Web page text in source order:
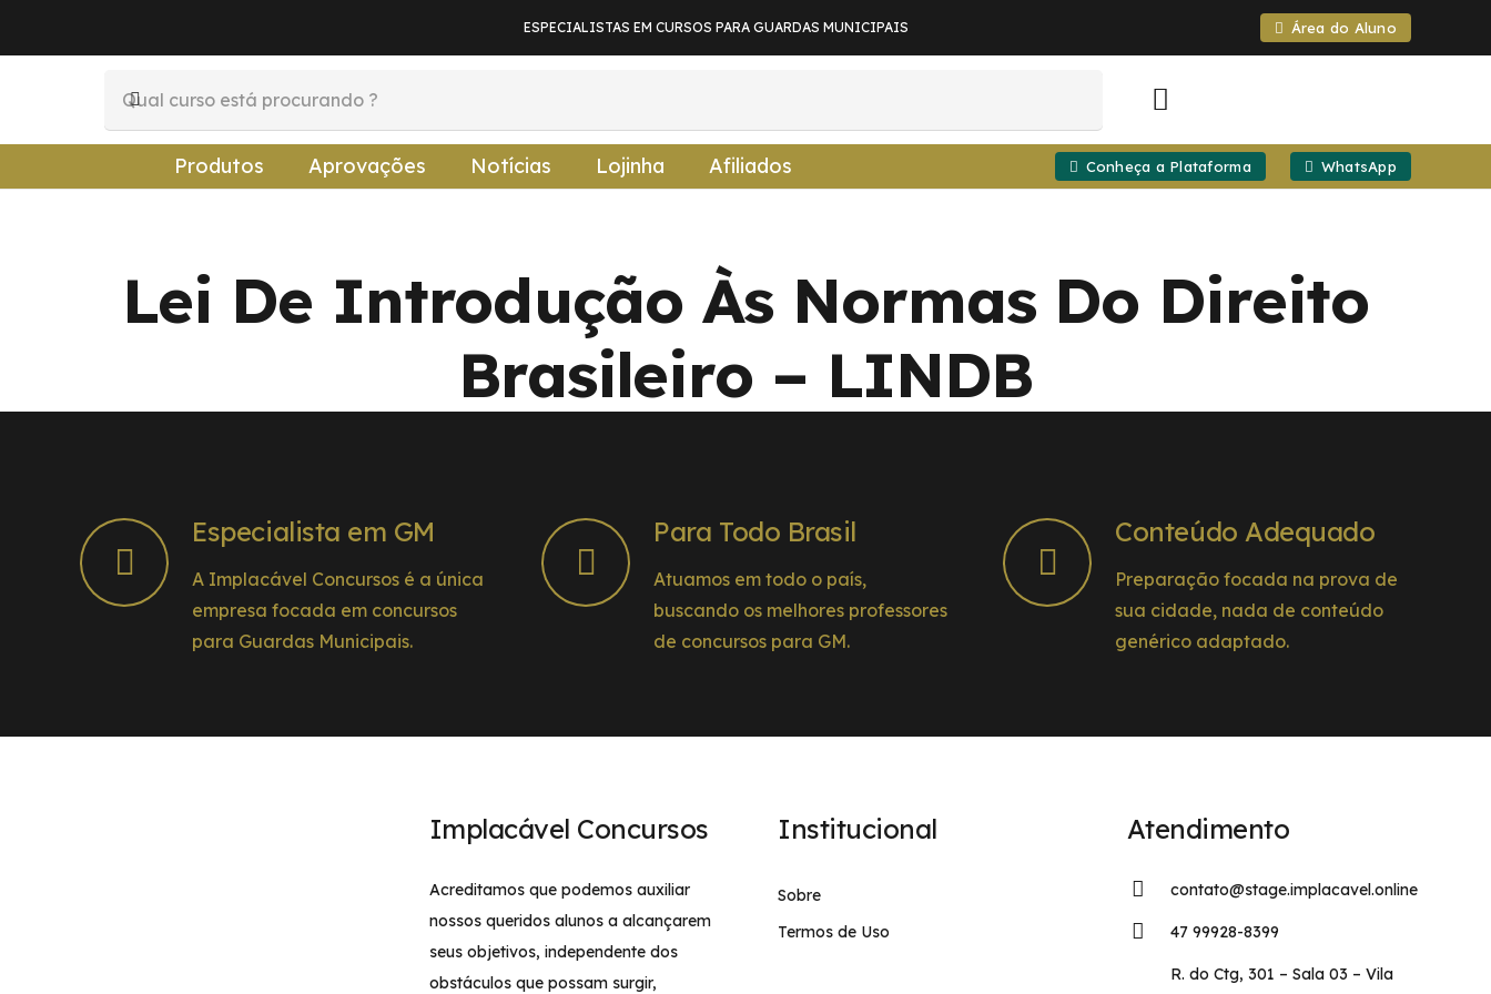
ESPECIALISTAS EM CURSOS PARA GUARDAS MUNICIPAIS Área do Aluno
Produtos Aprovações Notícias Lojinha Afiliados Conheça a Plataforma WhatsApp
Lei De Introdução Às Normas Do Direito
Brasileiro – LINDB
Especialista em GM
A Implacável Concursos é a única
empresa focada em concursos
para Guardas Municipais.
Para Todo Brasil
Atuamos em todo o país,
buscando os melhores professores
de concursos para GM.
Conteúdo Adequado
Preparação focada na prova de
sua cidade, nada de conteúdo
genérico adaptado.
Implacável Concursos
Acreditamos que podemos auxiliar
nossos queridos alunos a alcançarem
seus objetivos, independente dos
obstáculos que possam surgir,
Institucional
Sobre
Termos de Uso
Atendimento
contato@stage.implacavel.online
47 99928-8399
R. do Ctg, 301 – Sala 03 – Vila